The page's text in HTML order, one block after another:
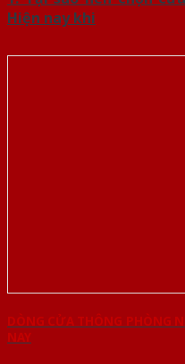
Hiện nay khi
DÒNG CỬA THÔNG PHÒNG
NAY